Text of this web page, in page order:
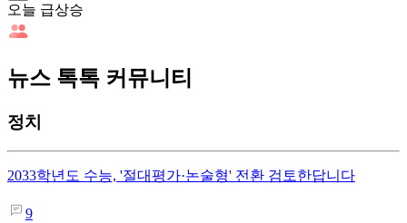
오늘 급상승
뉴스 톡톡 커뮤니티
정치
2033학년도 수능, '절대평가·논술형' 전환 검토한답니다
9